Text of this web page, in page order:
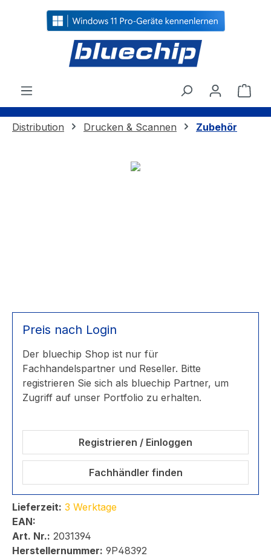
springen
Distribution Drucken & Scannen Zubehör
Bildergalerie überspringen
Preis nach Login
Der bluechip Shop ist nur für
Fachhandelspartner und Reseller. Bitte
registrieren Sie sich als bluechip Partner, um
Zugriff auf unser Portfolio zu erhalten.
Registrieren / Einloggen
Fachhändler finden
Lieferzeit: 3 Werktage
EAN:
Art. Nr.: 2031394
Herstellernummer: 9P48392